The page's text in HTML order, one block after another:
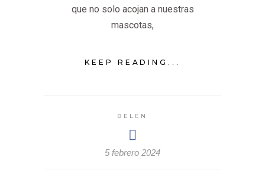
que no solo acojan a nuestras
mascotas,
KEEP READING...
BELEN
5 febrero 2024